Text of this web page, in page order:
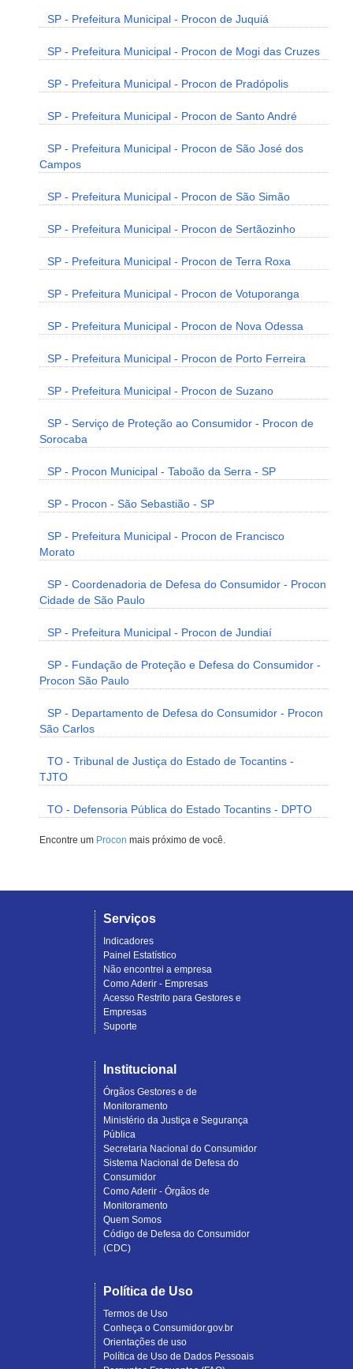
SP - Prefeitura Municipal - Procon de Juquiá
SP - Prefeitura Municipal - Procon de Mogi das Cruzes
SP - Prefeitura Municipal - Procon de Pradópolis
SP - Prefeitura Municipal - Procon de Santo André
SP - Prefeitura Municipal - Procon de São José dos
Campos
SP - Prefeitura Municipal - Procon de São Simão
SP - Prefeitura Municipal - Procon de Sertãozinho
SP - Prefeitura Municipal - Procon de Terra Roxa
SP - Prefeitura Municipal - Procon de Votuporanga
SP - Prefeitura Municipal - Procon de Nova Odessa
SP - Prefeitura Municipal - Procon de Porto Ferreira
SP - Prefeitura Municipal - Procon de Suzano
SP - Serviço de Proteção ao Consumidor - Procon de
Sorocaba
SP - Procon Municipal - Taboão da Serra - SP
SP - Procon - São Sebastião - SP
SP - Prefeitura Municipal - Procon de Francisco
Morato
SP - Coordenadoria de Defesa do Consumidor - Procon
Cidade de São Paulo
SP - Prefeitura Municipal - Procon de Jundiaí
SP - Fundação de Proteção e Defesa do Consumidor -
Procon São Paulo
SP - Departamento de Defesa do Consumidor - Procon
São Carlos
TO - Tribunal de Justiça do Estado de Tocantins -
TJTO
TO - Defensoria Pública do Estado Tocantins - DPTO
Encontre um Procon mais próximo de você.
Serviços
Indicadores
Painel Estatístico
Não encontrei a empresa
Como Aderir - Empresas
Acesso Restrito para Gestores e
Empresas
Suporte
Institucional
Órgãos Gestores e de
Monitoramento
Ministério da Justiça e Segurança
Pública
Secretaria Nacional do Consumidor
Sistema Nacional de Defesa do
Consumidor
Como Aderir - Órgãos de
Monitoramento
Quem Somos
Código de Defesa do Consumidor
(CDC)
Política de Uso
Termos de Uso
Conheça o Consumidor.gov.br
Orientações de uso
Política de Uso de Dados Pessoais